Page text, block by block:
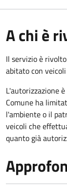
A chi è
Il servizio è
abitato con
L'autorizzazione
Comune ha
l'ambiente o il
veicoli che
quanto già